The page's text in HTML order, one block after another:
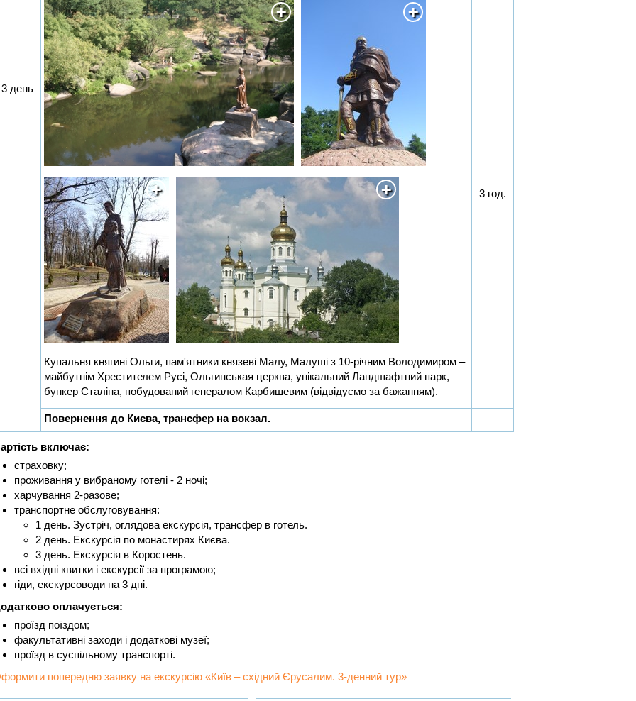
3 день
Купальня княгині Ольги, пам'ятники князеві Малу, Малуші з 10-річним Володимиром –
майбутнім Хрестителем Русі, Ольгинськая церква, унікальний Ландшафтний парк,
бункер Сталіна, побудований генералом Карбишевим (відвідуємо за бажанням).
3 год.
Повернення до Києва, трансфер на вокзал.
включає:
страховку;
проживання у вибраному готелі - 2 ночі;
харчування 2-разове;
транспортне обслуговування:
1 день. Зустріч, оглядова екскурсія, трансфер в готель.
2 день. Екскурсія по монастирях Києва.
3 день. Екскурсія в Коростень.
всі вхідні квитки і екскурсії за програмою;
гіди, екскурсоводи на 3 дні.
оплачується:
проїзд поїздом;
факультативні заходи і додаткові музеї;
проїзд в суспільному транспорті.
попередню заявку на екскурсію «Київ – східний Єрусалим. 3-денний тур»